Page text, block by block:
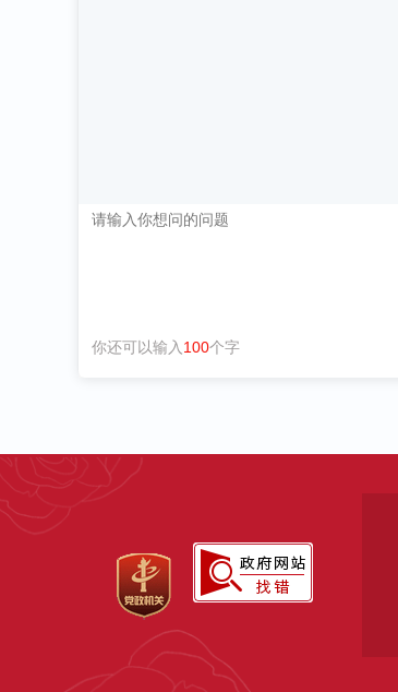
你还可以输入 100个字